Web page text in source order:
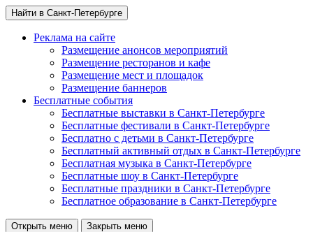
Найти в Санкт-Петербурге
Реклама на сайте
Размещение анонсов мероприятий
Размещение ресторанов и кафе
Размещение мест и площадок
Размещение баннеров
Бесплатные события
Бесплатные выставки в Санкт-Петербурге
Бесплатные фестивали в Санкт-Петербурге
Бесплатно с детьми в Санкт-Петербурге
Бесплатный активный отдых в Санкт-Петербурге
Бесплатная музыка в Санкт-Петербурге
Бесплатные шоу в Санкт-Петербурге
Бесплатные праздники в Санкт-Петербурге
Бесплатное образование в Санкт-Петербурге
Открыть меню Закрыть меню